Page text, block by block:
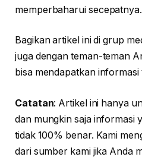
memperbaharui secepatnya.
Bagikan artikel ini di grup
juga dengan teman-teman
bisa mendapatkan
Catatan: Artikel ini hanya
dan mungkin saja informasi
tidak 100% benar. Kami
dari sumber kami jika Anda